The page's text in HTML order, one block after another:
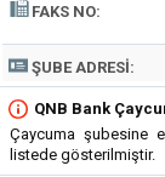
FAKS NO:
ŞUBE ADRESI:
QNB Bank
Çaycuma şubesine
listede gösterilmiştir.